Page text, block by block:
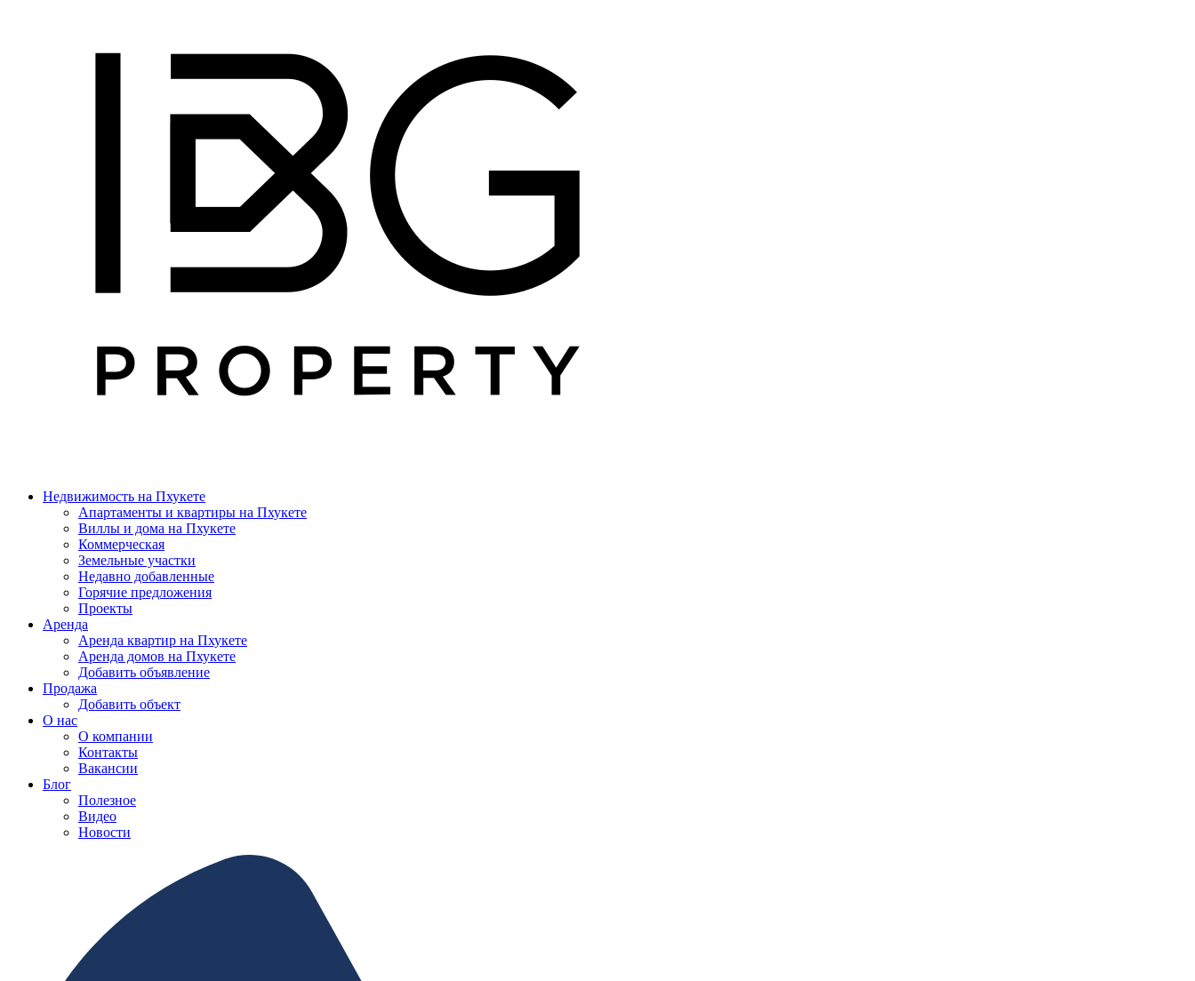
Недвижимость на Пхукете
Апартаменты и квартиры на Пхукете
Виллы и дома на Пхукете
Коммерческая
Земельные участки
Недавно добавленные
Горячие предложения
Проекты
Аренда
Аренда квартир на Пхукете
Аренда домов на Пхукете
Добавить объявление
Продажа
Добавить объект
О нас
О компании
Контакты
Вакансии
Блог
Полезное
Видео
Новости